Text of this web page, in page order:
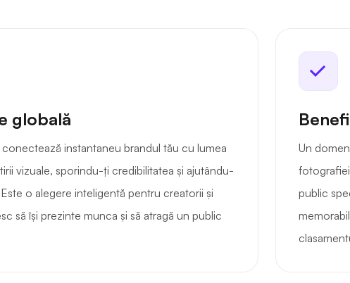
globală
instantaneu brandul tău cu lumea
vizuale, sporindu-ți credibilitatea și ajutându-
o alegere inteligentă pentru creatorii și
să își prezinte munca și să atragă un public
Un
public